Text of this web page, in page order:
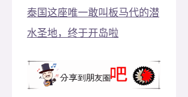
泰国这座唯一敢叫板马代的潜
水圣地，终于开岛啦